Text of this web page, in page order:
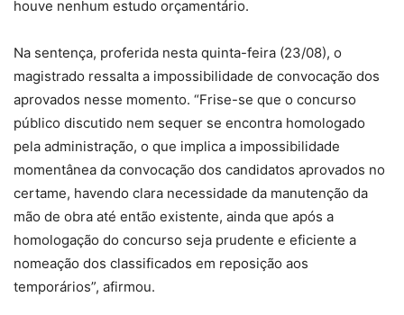
houve nenhum estudo orçamentário.
Na sentença, proferida nesta quinta-feira (23/08), o
magistrado ressalta a impossibilidade de convocação dos
aprovados nesse momento. “Frise-se que o concurso
público discutido nem sequer se encontra homologado
pela administração, o que implica a impossibilidade
momentânea da convocação dos candidatos aprovados no
certame, havendo clara necessidade da manutenção da
mão de obra até então existente, ainda que após a
homologação do concurso seja prudente e eficiente a
nomeação dos classificados em reposição aos
temporários”, afirmou.